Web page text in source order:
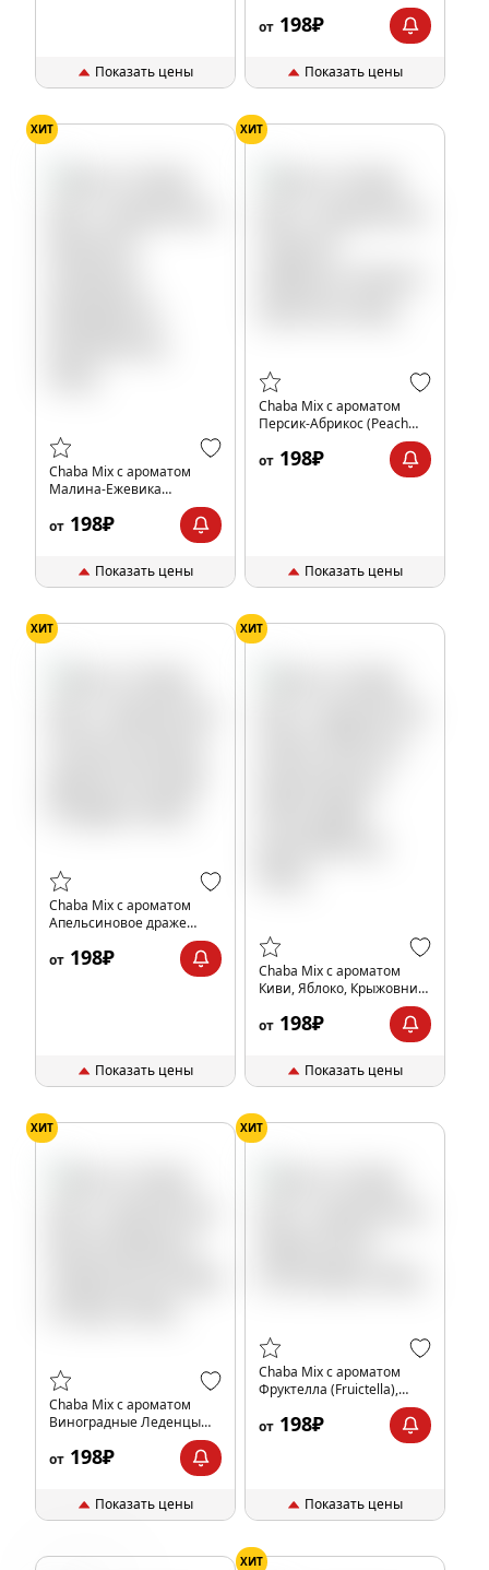
Показать цены
Strawberry Lychee), 40гр.
от 198₽
Показать цены
ХИТ
Chaba Mix с ароматом
Малина-Ежевика
(Raspberry blackberry),
40гр.
от 198₽
Показать цены
ХИТ
Chaba Mix с ароматом
Персик-Абрикос (Peach
от 198₽
Показать цены
ХИТ
Chaba Mix с ароматом
Апельсиновое драже
(Orange Dragee), 40гр.
от 198₽
Показать цены
ХИТ
Chaba Mix с ароматом
Киви, Яблоко, Крыжовник
(Kiwi apple gooseberry),
40гр.
от 198₽
Показать цены
ХИТ
Chaba Mix с ароматом
Виноградные Леденцы
от 198₽
Показать цены
ХИТ
Chaba Mix с ароматом
Фруктелла (Fruictella),
от 198₽
Показать цены
ХИТ